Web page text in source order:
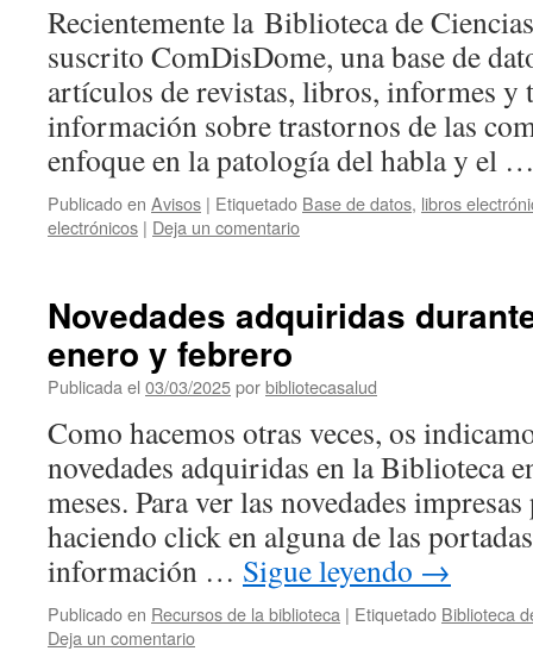
Recientemente la Biblioteca de
suscrito ComDisDome, una base de
artículos de revistas, libros, informes y
información sobre trastornos de las
enfoque en la patología del habla y el
Publicado en Avisos | Etiquetado Base de datos, libros
electrónicos | Deja un comentario
Novedades adquiridas
enero y febrero
Publicada el 03/03/2025porbibliotecasalud
Como hacemos otras veces, os
novedades adquiridas en la Biblioteca
meses. Para ver las novedades
haciendo click en alguna de las
información … Sigue leyendo →
Publicado en Recursos de la biblioteca | Etiquetado Biblioteca
Deja un comentario